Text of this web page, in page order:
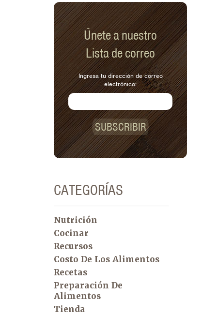
Únete a nuestro
Lista de correo
Ingresa tu dirección de correo
electrónico:
SUBSCRIBIR
CATEGORÍAS
Nutrición
Cocinar
Recursos
Costo De Los Alimentos
Recetas
Preparación De
Alimentos
Tienda